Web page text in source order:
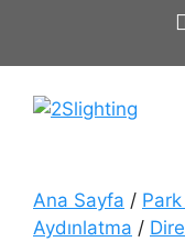
Ana Sayfa /
Aydınlatma /